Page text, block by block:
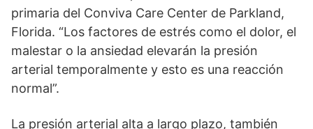
primaria del Conviva Care Center de Parkland,
Florida. “Los factores de estrés como el dolor, el
malestar o la ansiedad elevarán la presión
arterial temporalmente y esto es una reacción
normal”.
La presión arterial alta a largo plazo, también